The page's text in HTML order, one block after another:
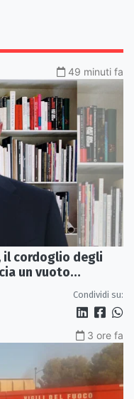
49 minuti fa
il cordoglio degli
un vuoto
Condividi su:
3 ore fa